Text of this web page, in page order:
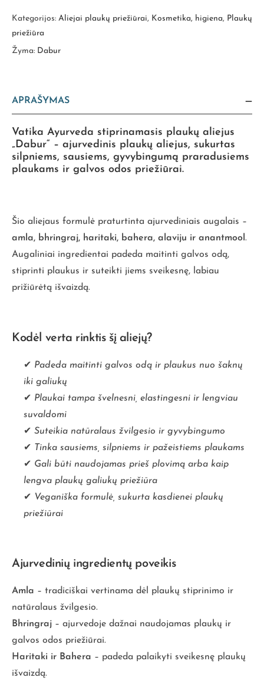
Kategorijos: Aliejai plaukų priežiūrai, Kosmetika, higiena, Plaukų
priežiūra
Žyma: Dabur
APRAŠYMAS
Vatika Ayurveda stiprinamasis plaukų aliejus
„Dabur“ – ajurvedinis plaukų aliejus, sukurtas
silpniems, sausiems, gyvybingumą praradusiems
plaukams ir galvos odos priežiūrai.
Šio aliejaus formulė praturtinta ajurvediniais augalais –
amla, bhringraj, haritaki, bahera, alaviju ir anantmool .
Augaliniai ingredientai padeda maitinti galvos odą,
stiprinti plaukus ir suteikti jiems sveikesnę, labiau
prižiūrėtą išvaizdą.
Kodėl verta rinktis šį aliejų?
✔ Padeda maitinti galvos odą ir plaukus nuo šaknų
iki galiukų
✔ Plaukai tampa švelnesni, elastingesni ir lengviau
suvaldomi
✔ Suteikia natūralaus žvilgesio ir gyvybingumo
✔ Tinka sausiems, silpniems ir pažeistiems plaukams
✔ Gali būti naudojamas prieš plovimą arba kaip
lengva plaukų galiukų priežiūra
✔ Veganiška formulė, sukurta kasdienei plaukų
priežiūrai
Ajurvedinių ingredientų poveikis
Amla – tradiciškai vertinama dėl plaukų stiprinimo ir
natūralaus žvilgesio.
Bhringraj – ajurvedoje dažnai naudojamas plaukų ir
galvos odos priežiūrai.
Haritaki ir Bahera – padeda palaikyti sveikesnę plaukų
išvaizdą.